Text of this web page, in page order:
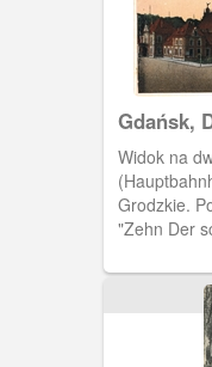
Gdańsk,
Gdańsku
Widok na
Grodzkie. Pocztówka z minialbumu
"Zehn Der
verwendbar.